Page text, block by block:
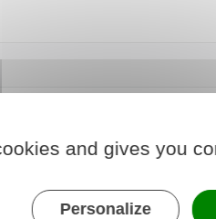
and gives you
Personalize